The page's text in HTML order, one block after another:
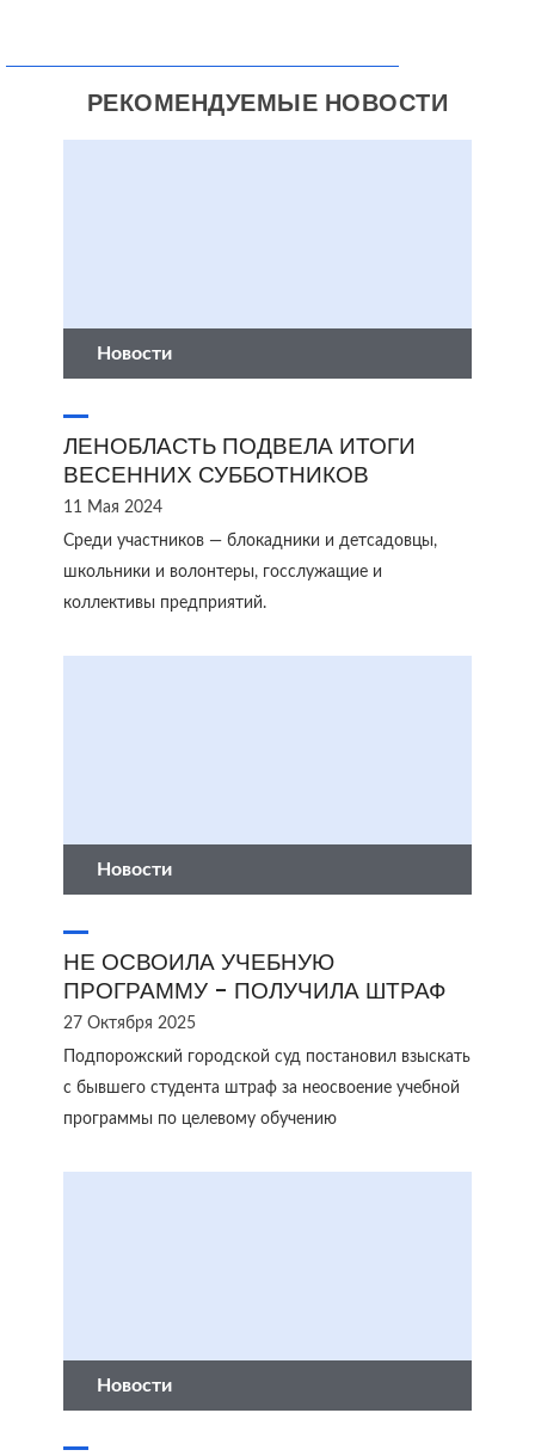
РЕКОМЕНДУЕМЫЕ НОВОСТИ
Новости
ЛЕНОБЛАСТЬ ПОДВЕЛА ИТОГИ
ВЕСЕННИХ СУББОТНИКОВ
11 Мая 2024
Среди участников — блокадники и детсадовцы,
школьники и волонтеры, госслужащие и
коллективы предприятий.
Новости
НЕ ОСВОИЛА УЧЕБНУЮ
ПРОГРАММУ - ПОЛУЧИЛА ШТРАФ
27 Октября 2025
Подпорожский городской суд постановил взыскать
с бывшего студента штраф за неосвоение учебной
программы по целевому обучению
Новости